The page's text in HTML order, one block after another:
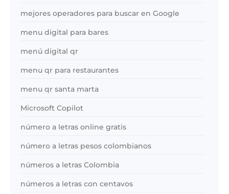
mejores operadores para buscar en Google
menu digital para bares
menú digital qr
menu qr para restaurantes
menu qr santa marta
Microsoft Copilot
número a letras online gratis
número a letras pesos colombianos
números a letras Colombia
números a letras con centavos